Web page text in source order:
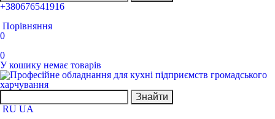
+380676541916
Порівняння
0
0
У кошику немає товарів
Знайти
RU UA